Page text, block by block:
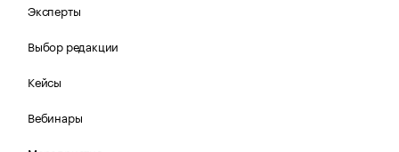
Эксперты
Выбор редакции
Кейсы
Вебинары